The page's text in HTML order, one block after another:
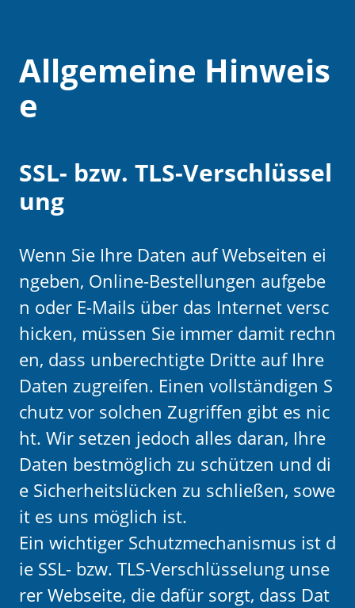
Allgemeine Hinweis
e
SSL- bzw. TLS-Verschlüssel
ung
Wenn Sie Ihre Daten auf Webseiten ei
ngeben, Online-Bestellungen aufgebe
n oder E-Mails über das Internet versc
hicken, müssen Sie immer damit rechn
en, dass unberechtigte Dritte auf Ihre
Daten zugreifen. Einen vollständigen S
chutz vor solchen Zugriffen gibt es nic
ht. Wir setzen jedoch alles daran, Ihre
Daten bestmöglich zu schützen und di
e Sicherheitslücken zu schließen, sowe
it es uns möglich ist.
Ein wichtiger Schutzmechanismus ist d
ie SSL- bzw. TLS-Verschlüsselung unse
rer Webseite, die dafür sorgt, dass Dat